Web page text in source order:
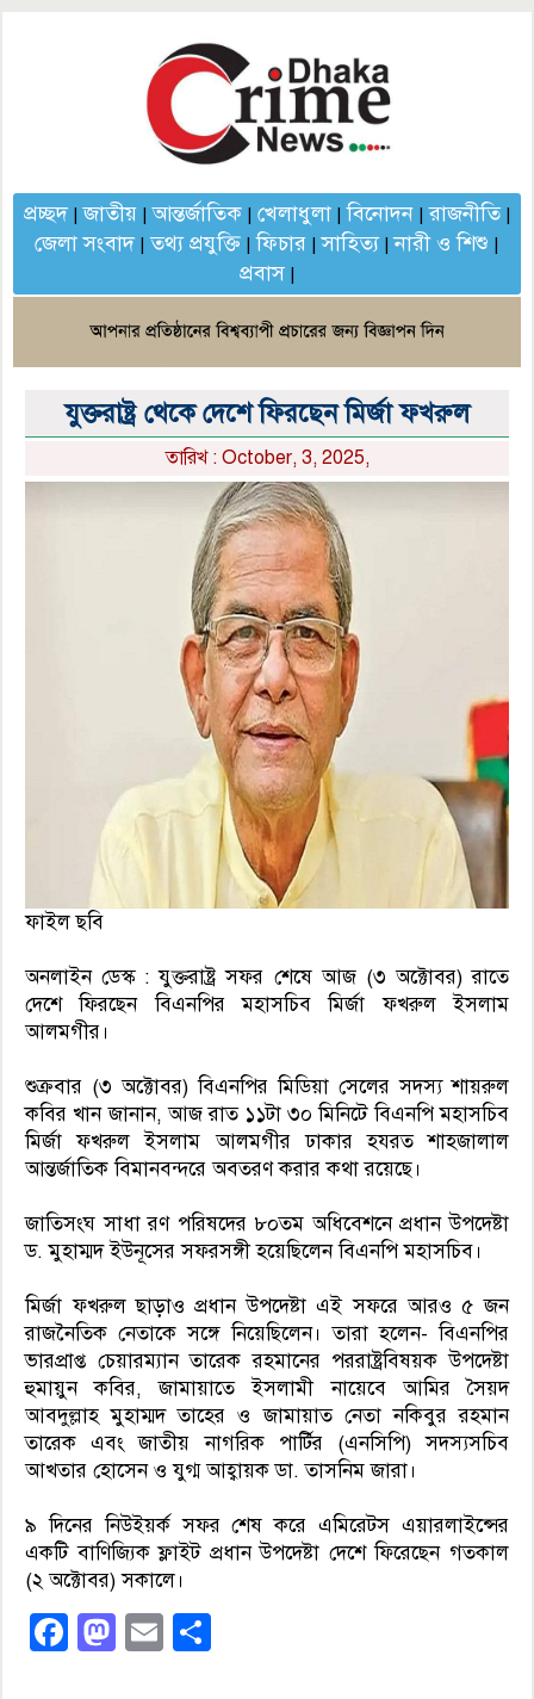
প্রচ্ছদ|জাতীয়|আন্তর্জাতিক| খেলাধুলা|বিনোদন|রাজনীতি|
জেলা সংবাদ|তথ্য প্রযুক্তি |ফিচার |সাহিত্য|নারী ও শিশু |
প্রবাস|
যুক্তরাষ্ট্র থেকে দেশে ফিরছেন মির্জা ফখরুল
তারিখ : October, 3, 2025,
ফাইল ছবি
অনলাইন ডেস্ক : যুক্তরাষ্ট্র সফর শেষে আজ (৩ অক্টোবর) রাতে
দেশে ফিরছেন বিএনপির মহাসচিব মির্জা ফখরুল ইসলাম
আলমগীর।
শুক্রবার (৩ অক্টোবর) বিএনপির মিডিয়া সেলের সদস্য শায়রুল
কবির খান জানান, আজ রাত ১১টা ৩০ মিনিটে বিএনপি মহাসচিব
মির্জা ফখরুল ইসলাম আলমগীর ঢাকার হযরত শাহজালাল
আন্তর্জাতিক বিমানবন্দরে অবতরণ করার কথা রয়েছে।
জাতিসংঘ সাধা রণ পরিষদের ৮০তম অধিবেশনে প্রধান উপদেষ্টা
ড. মুহাম্মদ ইউনূসের সফরসঙ্গী হয়েছিলেন বিএনপি মহাসচিব।
মির্জা ফখরুল ছাড়াও প্রধান উপদেষ্টা এই সফরে আরও ৫ জন
রাজনৈতিক নেতাকে সঙ্গে নিয়েছিলেন। তারা হলেন- বিএনপির
ভারপ্রাপ্ত চেয়ারম্যান তারেক রহমানের পররাষ্ট্রবিষয়ক উপদেষ্টা
হুমায়ুন কবির, জামায়াতে ইসলামী নায়েবে আমির সৈয়দ
আবদুল্লাহ মুহাম্মদ তাহের ও জামায়াত নেতা নকিবুর রহমান
তারেক এবং জাতীয় নাগরিক পার্টির (এনসিপি) সদস্যসচিব
আখতার হোসেন ও যুগ্ম আহ্বায়ক ডা. তাসনিম জারা।
৯ দিনের নিউইয়র্ক সফর শেষ করে এমিরেটস এয়ারলাইন্সের
একটি বাণিজ্যিক ফ্লাইট প্রধান উপদেষ্টা দেশে ফিরেছেন গতকাল
(২ অক্টোবর) সকালে।
Facebook
Mastodon
Email